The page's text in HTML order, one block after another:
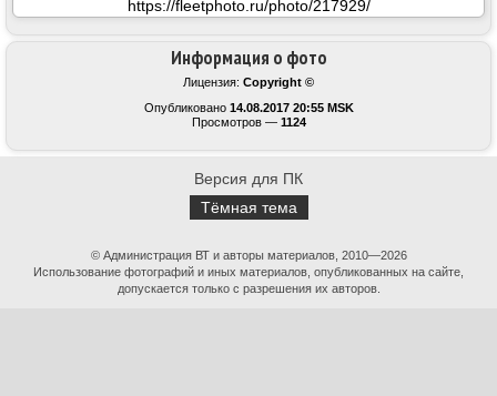
Информация о фото
Лицензия: Copyright ©
Опубликовано 14.08.2017 20:55 MSK
Просмотров — 1124
Версия для ПК
Тёмная тема
© Администрация ВТ и авторы материалов, 2010—2026
Использование фотографий и иных материалов, опубликованных на сайте,
допускается только с разрешения их авторов.